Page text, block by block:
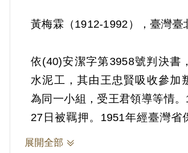
黃梅霖（1912-1992），臺灣臺
依(40)安潔字第3958號判決書
水泥工，其由王忠賢吸收參加
為同一小組，受王君領導等情。
27日被羈押。1951年經臺灣省
以《懲治叛亂條例》第5條「參
展開全部